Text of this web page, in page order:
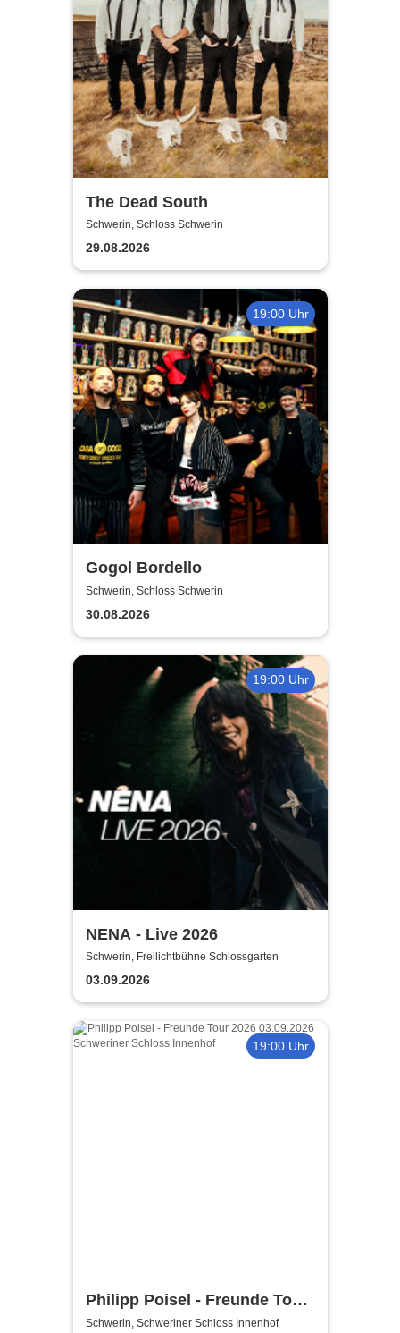
The Dead South
Schwerin, Schloss Schwerin
29.08.2026
19:00 Uhr
Gogol Bordello
Schwerin, Schloss Schwerin
30.08.2026
19:00 Uhr
NENA - Live 2026
Schwerin, Freilichtbühne Schlossgarten
03.09.2026
19:00 Uhr
Philipp Poisel - Freunde Tour
2026
Schwerin, Schweriner Schloss Innenhof